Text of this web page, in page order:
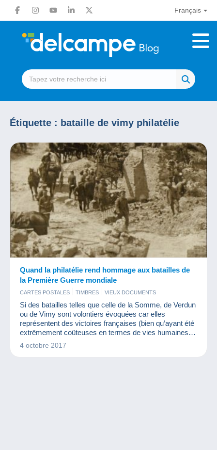
Français
Étiquette : bataille de vimy philatélie
Quand la philatélie rend hommage aux batailles de
la Première Guerre mondiale
CARTES POSTALES TIMBRES VIEUX DOCUMENTS
Si des batailles telles que celle de la Somme, de Verdun
ou de Vimy sont volontiers évoquées car elles
représentent des victoires françaises (bien qu’ayant été
extrêmement coûteuses en termes de vies humaines),
la bataille du Chemin des Dames est plus souvent
4 octobre 2017